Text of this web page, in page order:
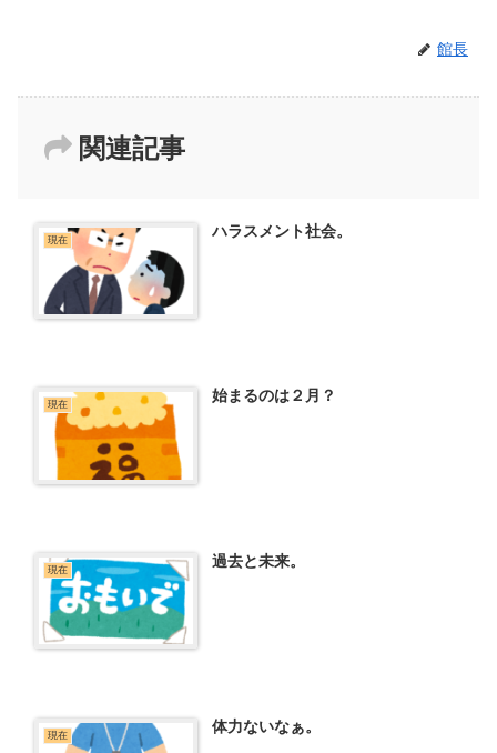
館長
関連記事
現在 ハラスメント社会。
現在 始まるのは２月？
現在 過去と未来。
現在 体力ないなぁ。